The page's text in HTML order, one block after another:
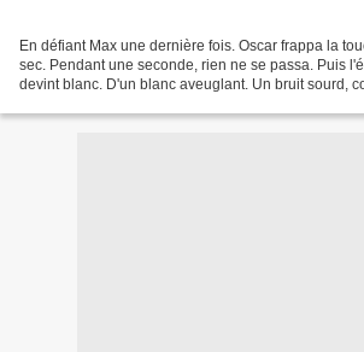
En défiant Max une dernière fois. Oscar frappa la
sec. Pendant une seconde, rien ne se passa. Puis
devint blanc. D'un blanc aveuglant. Un bruit sourd,